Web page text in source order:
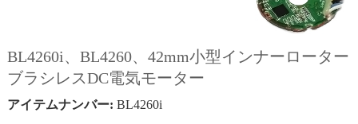
BL4260i、BL4260、42mm小型インナーローター
ブラシレスDC電気モーター
アイテムナンバー: BL4260i